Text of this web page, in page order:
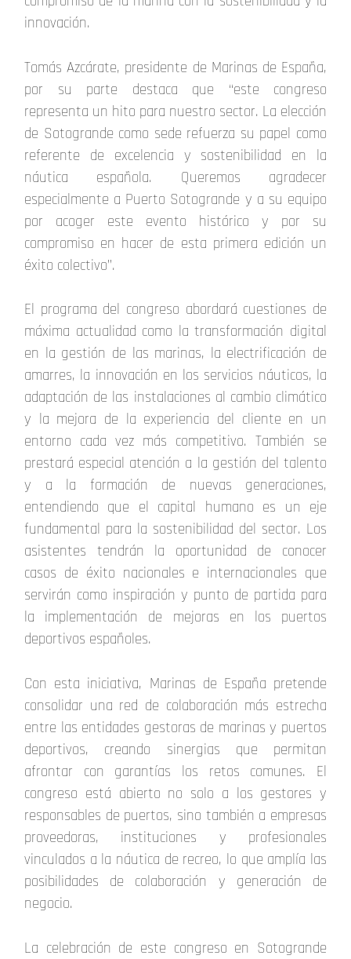
innovación.
Tomás Azcárate, presidente de Marinas de España,
por su parte destaca que “este congreso
representa un hito para nuestro sector. La elección
de Sotogrande como sede refuerza su papel como
referente de excelencia y sostenibilidad en la
náutica española. Queremos agradecer
especialmente a Puerto Sotogrande y a su equipo
por acoger este evento histórico y por su
compromiso en hacer de esta primera edición un
éxito colectivo”.
El programa del congreso abordará cuestiones de
máxima actualidad como la transformación digital
en la gestión de las marinas, la electrificación de
amarres, la innovación en los servicios náuticos, la
adaptación de las instalaciones al cambio climático
y la mejora de la experiencia del cliente en un
entorno cada vez más competitivo. También se
prestará especial atención a la gestión del talento
y a la formación de nuevas generaciones,
entendiendo que el capital humano es un eje
fundamental para la sostenibilidad del sector. Los
asistentes tendrán la oportunidad de conocer
casos de éxito nacionales e internacionales que
servirán como inspiración y punto de partida para
la implementación de mejoras en los puertos
deportivos españoles.
Con esta iniciativa, Marinas de España pretende
consolidar una red de colaboración más estrecha
entre las entidades gestoras de marinas y puertos
deportivos, creando sinergias que permitan
afrontar con garantías los retos comunes. El
congreso está abierto no solo a los gestores y
responsables de puertos, sino también a empresas
proveedoras, instituciones y profesionales
vinculados a la náutica de recreo, lo que amplía las
posibilidades de colaboración y generación de
negocio.
La celebración de este congreso en Sotogrande